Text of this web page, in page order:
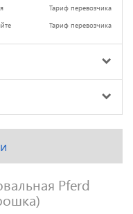
Тариф перевозчика
Тариф перевозчика
Pferd